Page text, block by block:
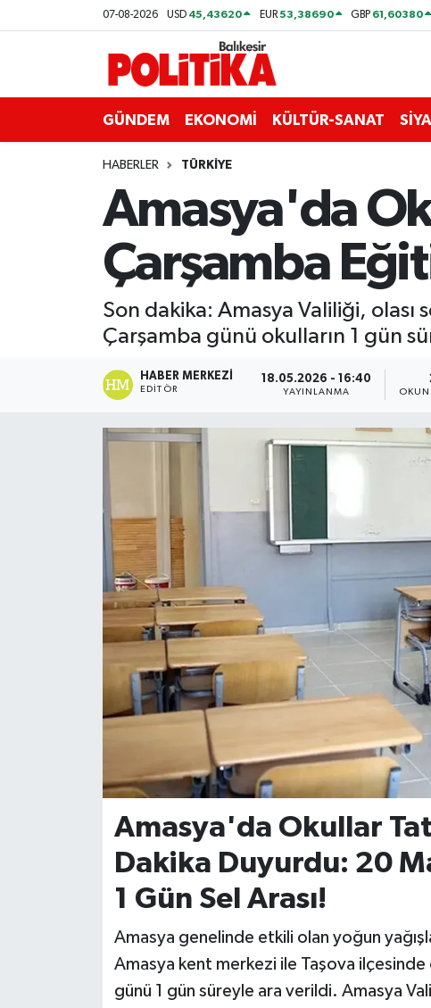
07-08-2026 USD 45,43620 EUR53,38690 GBP 61,60380
GÜNDEM EKONOMİ KÜLTÜR-SANAT
HABERLER TÜRKİYE
Amasya'da
Çarşamba
Son dakika: Amasya Valiliği, olası
Çarşamba günü okulların 1 gün
HABER MERKEZI
EDITÖR
18.05.2026 - 16:40
YAYINLANMA
Amasya'da Okullar
Dakika Duyurdu: 20
1 Gün Sel Arası!
Amasya genelinde etkili olan yoğun
Amasya kent merkezi ile Taşova
günü 1 gün süreyle ara verildi. Amasya
ASTROLOJİ
Bandırma
Burhaniye
EKONOMİ
KENT GÜNDEMİ
KÜLTÜR-SANAT
Balıkesir Nöbetçi Eczaneler
Balıkesir Hava Durumu
Balıkesir Namaz Vakitleri
Balıkesir Trafik Yoğunluk Haritası
Süper Lig Puan Durumu ve Fikstür
Son Dakika Haberleri
Haber Arşivi